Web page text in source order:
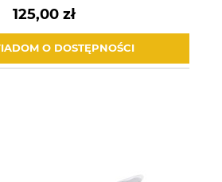
125,00 zł
O DOSTĘPNOŚCI